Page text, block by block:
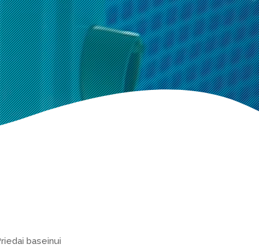
baseinui